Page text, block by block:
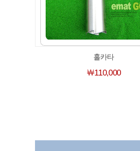
홀카타
￦110,000